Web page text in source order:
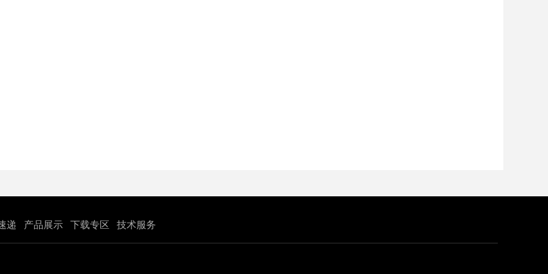
递 产品展示 下载专区 技术服务